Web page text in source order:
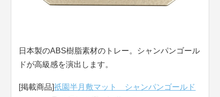
日本製のABS樹脂素材のトレー。シャンパンゴール
ドが高級感を演出します。
[掲載商品]祇園半月敷マット シャンパンゴールド